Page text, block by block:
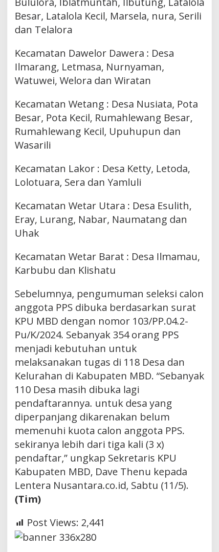
Besar, Latalola Kecil, Marsela, nura, Serili
dan Telalora
Kecamatan Dawelor Dawera : Desa
Ilmarang, Letmasa, Nurnyaman,
Watuwei, Welora dan Wiratan
Kecamatan Wetang : Desa Nusiata, Pota
Besar, Pota Kecil, Rumahlewang Besar,
Rumahlewang Kecil, Upuhupun dan
Wasarili
Kecamatan Lakor : Desa Ketty, Letoda,
Lolotuara, Sera dan Yamluli
Kecamatan Wetar Utara : Desa Esulith,
Eray, Lurang, Nabar, Naumatang dan
Uhak
Kecamatan Wetar Barat : Desa Ilmamau,
Karbubu dan Klishatu
Sebelumnya, pengumuman seleksi calon
anggota PPS dibuka berdasarkan surat
KPU MBD dengan nomor 103/PP.04.2-
Pu/K/2024. Sebanyak 354 orang PPS
menjadi kebutuhan untuk
melaksanakan tugas di 118 Desa dan
Kelurahan di Kabupaten MBD. “Sebanyak
110 Desa masih dibuka lagi
pendaftarannya. untuk desa yang
diperpanjang dikarenakan belum
memenuhi kuota calon anggota PPS.
sekiranya lebih dari tiga kali (3 x)
pendaftar,” ungkap Sekretaris KPU
Kabupaten MBD, Dave Thenu kepada
Lentera Nusantara.co.id, Sabtu (11/5).
(Tim)
Post Views: 2,441